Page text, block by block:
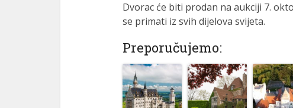
Dvorac će biti prodan na aukciji 7.
se primati iz svih dijelova svijeta.
Preporučujemo: